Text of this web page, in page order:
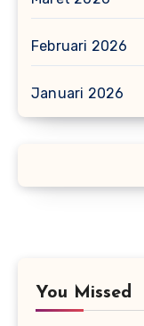
Februari 2026
Januari 2026
You Missed